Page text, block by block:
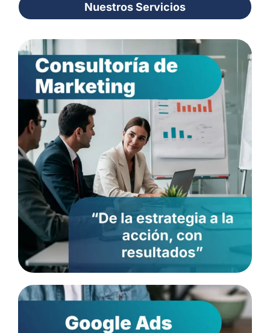
Nuestros Servicios